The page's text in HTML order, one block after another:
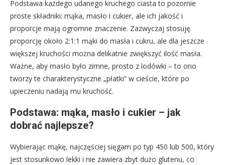
Podstawa każdego udanego kruchego ciasta to pozornie
proste składniki: mąka, masło i cukier, ale ich jakość i
proporcje mają ogromne znaczenie. Zazwyczaj stosuję
proporcję około 2:1:1 mąki do masła i cukru, ale dla jeszcze
większej kruchości można delikatnie zwiększyć ilość masła.
Ważne, aby masło było zimne, prosto z lodówki – to ono
tworzy te charakterystyczne „płatki” w cieście, które po
upieczeniu nadają mu kruchość.
Podstawa: mąka, masło i cukier – jak
dobrać najlepsze?
Wybierając mąkę, najczęściej sięgam po typ 450 lub 500, który
jest stosunkowo lekki i nie zawiera zbyt dużo glutenu, co